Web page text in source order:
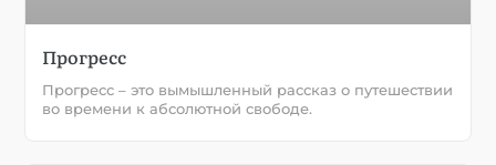
Прогресс
Прогресс – это вымышленный рассказ о путешествии
во времени к абсолютной свободе.